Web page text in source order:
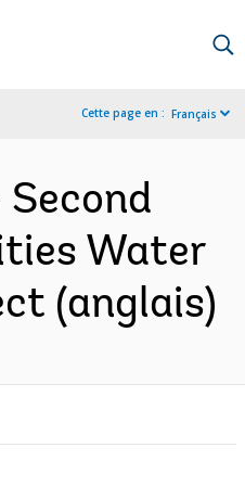
Cette page en : Français
Water
(anglais)